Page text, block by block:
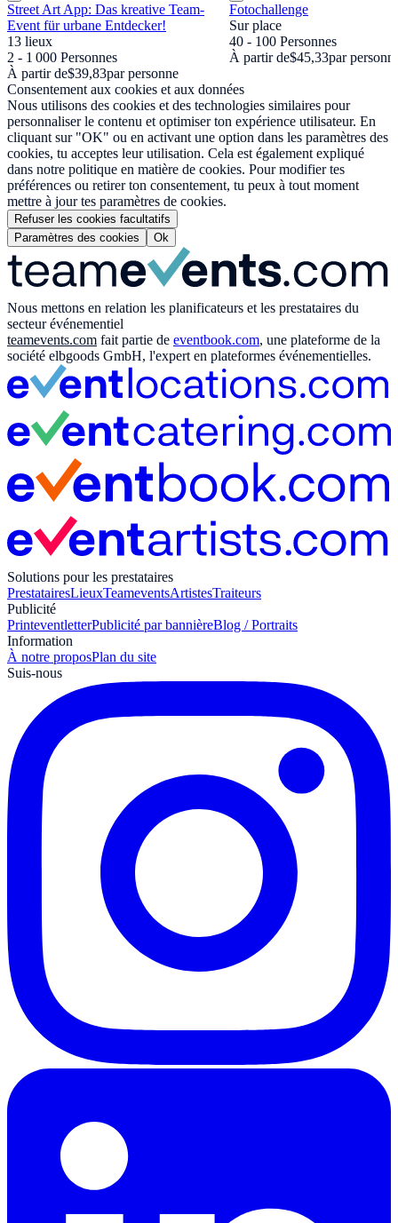
Street Art App: Das kreative Team-
Event für urbane Entdecker!
13 lieux
2 - 1 000 Personnes
À partir de$39,83par personne
Fotochallenge
Sur place
40 - 100 Personnes
À partir de$45,33par
Consentement aux cookies et aux données
Nous utilisons des cookies et des technologies similaires pour
personnaliser le contenu et optimiser ton expérience utilisateur. En
cliquant sur "OK" ou en activant une option dans les paramètres des
cookies, tu acceptes leur utilisation. Cela est également expliqué
dans notre politique en matière de cookies. Pour modifier tes
préférences ou retirer ton consentement, tu peux à tout moment
mettre à jour tes paramètres de cookies.
Refuser les cookies facultatifs
Paramètres des cookies
Ok
Nous mettons en relation les planificateurs et les prestataires du
secteur événementiel
teamevents.com fait partie de eventbook.com, une plateforme de la
société elbgoods GmbH, l'expert en plateformes événementielles.
Solutions pour les prestataires
PrestatairesLieuxTeameventsArtistesTraiteurs
Publicité
PrinteventletterPublicité par bannièreBlog / Portraits
Information
À notre proposPlan du site
Suis-nous